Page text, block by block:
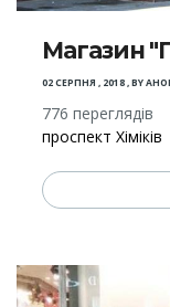
Магазин
02 СЕРПНЯ , 2018,BY
776 переглядів
проспект Хіміків